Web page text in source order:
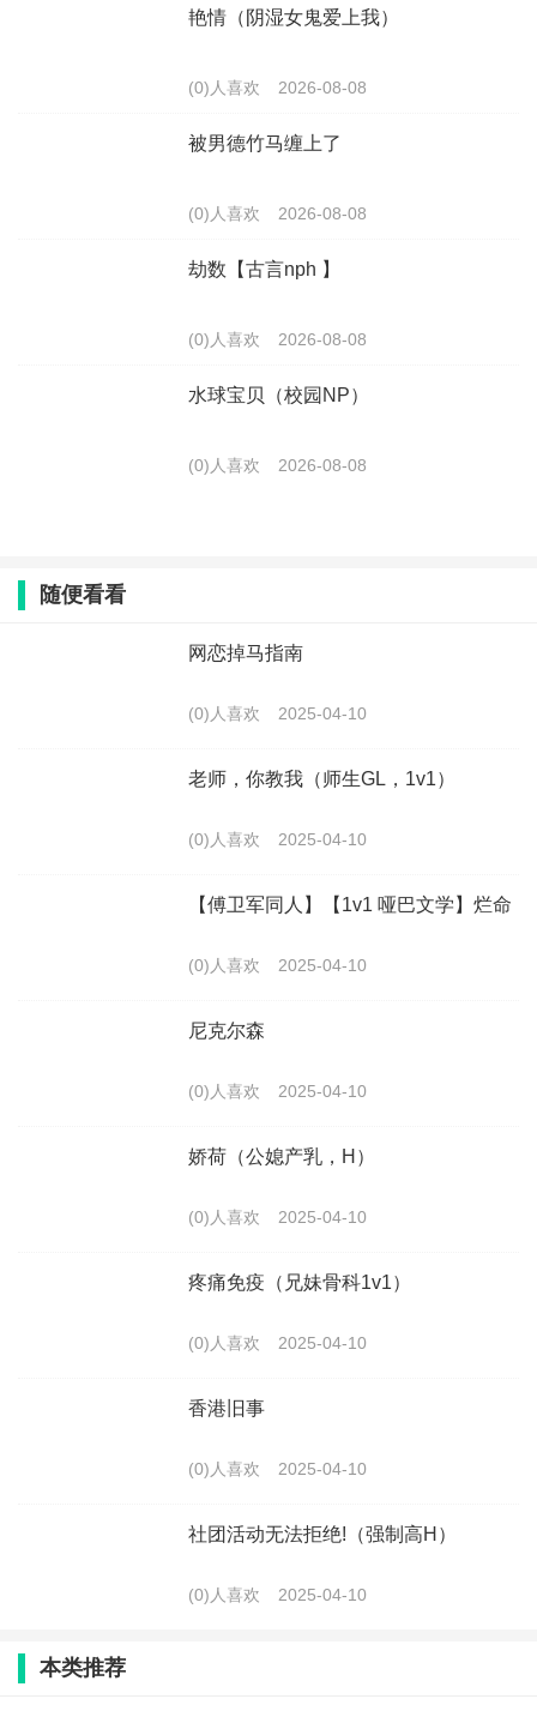
艳情（阴湿女鬼爱上我）
(0)人喜欢 2026-08-08
被男德竹马缠上了
(0)人喜欢 2026-08-08
劫数【古言nph 】
(0)人喜欢 2026-08-08
水球宝贝（校园NP）
(0)人喜欢 2026-08-08
随便看看
网恋掉马指南
(0)人喜欢 2025-04-10
老师，你教我（师生GL，1v1）
(0)人喜欢 2025-04-10
【傅卫军同人】【1v1 哑巴文学】烂命
(0)人喜欢 2025-04-10
尼克尔森
(0)人喜欢 2025-04-10
娇荷（公媳产乳，H）
(0)人喜欢 2025-04-10
疼痛免疫（兄妹骨科1v1）
(0)人喜欢 2025-04-10
香港旧事
(0)人喜欢 2025-04-10
社团活动无法拒绝!（强制高H）
(0)人喜欢 2025-04-10
本类推荐